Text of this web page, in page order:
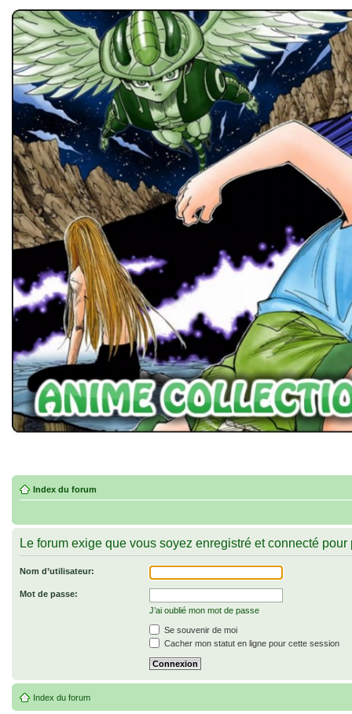
Index du forum
Le forum exige que vous soyez enregistré et connecté
Nom d’utilisateur:
Mot de passe:
J’ai oublié mon mot de passe
Se souvenir de moi
Cacher mon statut en ligne pour cette session
Index du forum